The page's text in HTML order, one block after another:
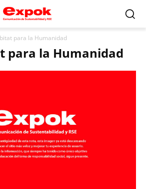
para la Humanidad
para la Humanidad